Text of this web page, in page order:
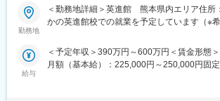
・保護者との面談・進路相談・学習状況の共有
・チューター（大学生講師）の面談・教育・
・年間休日110日、長期休暇も確実に取得可
り）
教育業界未経験でもOK！
■企業概要：
勤務地
＜勤務地詳細＞英進館 熊本県内エリア住所
かの英進館校での就業を予定しています（※
業所
給与
＜予定年収＞390万円～600万円＜賃金形態
月額（基本給）：225,000円～250,000円固定